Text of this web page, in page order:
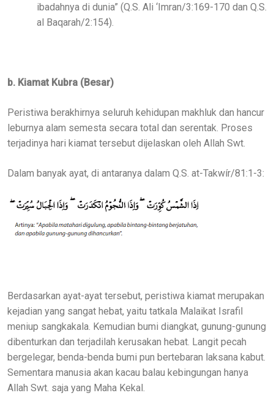
ibadahnya di dunia” (Q.S. Ali ‘Imran/3:169-170 dan Q.S.
al Baqarah/2:154).
b. Kiamat Kubra (Besar)
Peristiwa berakhirnya seluruh kehidupan makhluk dan hancur
leburnya alam semesta secara total dan serentak. Proses
terjadinya hari kiamat tersebut dijelaskan oleh Allah Swt.
Dalam banyak ayat, di antaranya dalam Q.S. at-Takwír/81:1-3:
Berdasarkan ayat-ayat tersebut, peristiwa kiamat merupakan
kejadian yang sangat hebat, yaitu tatkala Malaikat Israfil
meniup sangkakala. Kemudian bumi diangkat, gunung-gunung
dibenturkan dan terjadilah kerusakan hebat. Langit pecah
bergelegar, benda-benda bumi pun bertebaran laksana kabut.
Sementara manusia akan kacau balau kebingungan hanya
Allah Swt. saja yang Maha Kekal.